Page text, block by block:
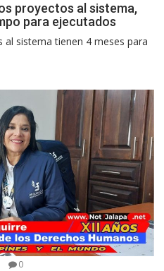
proyectos al sistema,
para ejecutados
sistema tienen 4 meses para
0